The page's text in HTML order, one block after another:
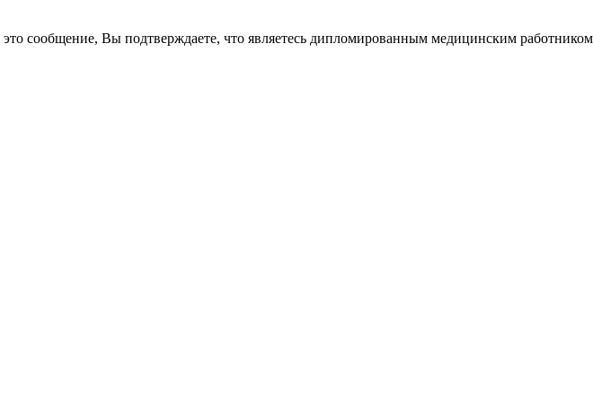
сообщение, Вы подтверждаете, что являетесь дипломированным медицинским работником